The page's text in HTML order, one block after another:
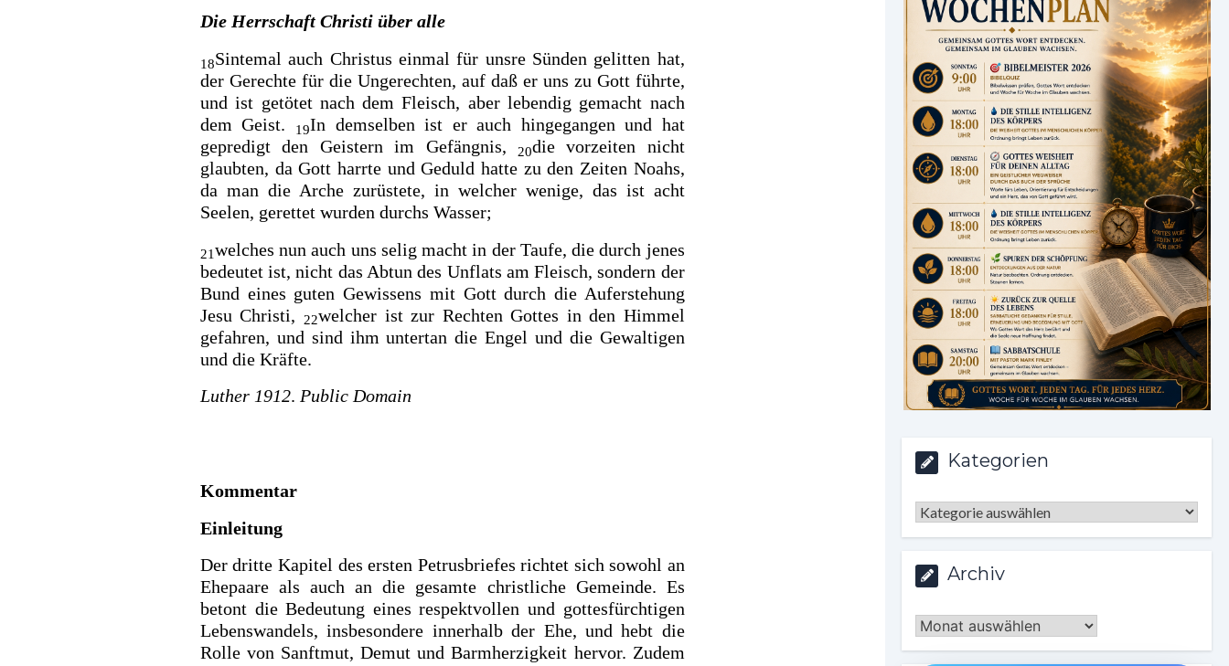
Die Herrschaft Christi über alle
18Sintemal auch Christus einmal für unsre Sünden gelitten hat,
der Gerechte für die Ungerechten, auf daß er uns zu Gott führte,
und ist getötet nach dem Fleisch, aber lebendig gemacht nach
dem Geist.
19In demselben ist er auch hingegangen und hat
gepredigtden Geistern im Gefängnis, 20die vorzeiten nicht
glaubten, da Gott harrte und Geduld hatte zu den Zeiten Noahs,
da man die Arche zurüstete, in welcher wenige, das ist acht
Seelen, gerettet wurden durchs Wasser;
21welches nun auch uns selig macht in der Taufe, die durch jenes
bedeutet ist, nicht das Abtun des Unflats am Fleisch, sondern der
Bund eines guten Gewissens mit Gott durch die Auferstehung
Jesu Christi,
22welcher ist zur Rechten Gottes in den Himmel
gefahren, und sind ihm untertan die Engel und die Gewaltigen
und die Kräfte.
Luther 1912. Public Domain
Kommentar
Einleitung
Der dritte Kapitel des ersten Petrusbriefes richtet sich sowohl an
Ehepaare als auch an die gesamte christliche Gemeinde. Es
betont die Bedeutung eines respektvollen und gottesfürchtigen
Lebenswandels, insbesondere innerhalb der Ehe, und hebt die
Rolle von Sanftmut, Demut und Barmherzigkeit hervor. Zudem
Kategorien
Kategorien
Archiv
Archiv